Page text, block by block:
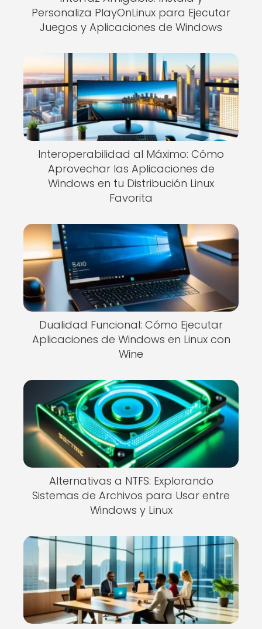
Personaliza PlayOnLinux para Ejecutar
Juegos y Aplicaciones de Windows
Interoperabilidad al Máximo: Cómo
Aprovechar las Aplicaciones de
Windows en tu Distribución Linux
Favorita
Dualidad Funcional: Cómo Ejecutar
Aplicaciones de Windows en Linux con
Wine
Alternativas a NTFS: Explorando
Sistemas de Archivos para Usar entre
Windows y Linux